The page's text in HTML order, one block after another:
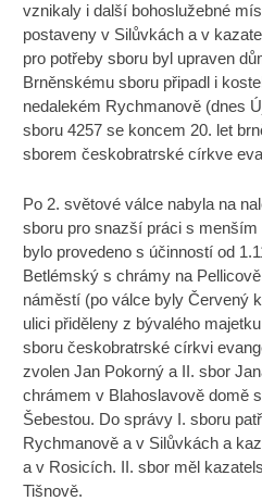
vznikaly i další bohoslužebné
postaveny v Silůvkách a v
pro potřeby sboru byl upraven
Brněnskému sboru připadl i
nedalekém Rychmanově (dnes
sboru 4257 se koncem 20. let
sborem českobratrské církve
Po 2. světové válce nabyla na
sboru pro snazší práci s
bylo provedeno s účinností od
Betlémský s chrámy na
náměstí (po válce byly Červený
ulici přiděleny z bývalého
sboru českobratrské církvi
zvolen Jan Pokorný a II. sbor
chrámem v Blahoslavově domě
Šebestou. Do správy I. sboru
Rychmanově a v Silůvkách a
a v Rosicích. II. sbor měl
Tišnově.